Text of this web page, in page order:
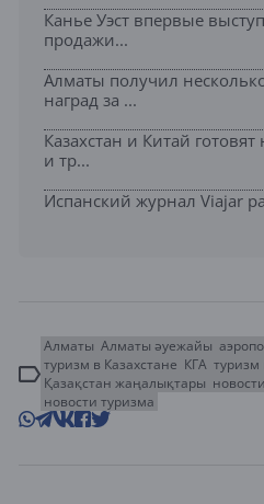
Канье Уэст впервые
продажи...
Алматы получил
наград за ...
Казахстан и Китай
и тр...
Испанский журнал Viajar
Алматы Алматы әуежайы
туризм в Казахстане КГА туризм
Қазақстан жаңалықтары
новости туризма